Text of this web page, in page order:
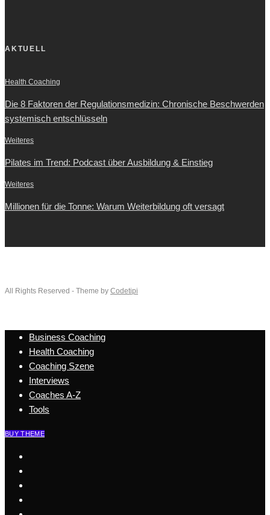
AKTUELL
Health Coaching
Die 8 Faktoren der Regulationsmedizin: Chronische Beschwerden
systemisch entschlüsseln
Weiteres
Pilates im Trend: Podcast über Ausbildung & Einstieg
Weiteres
Millionen für die Tonne: Warum Weiterbildung oft versagt
All Rights Reserved - Theme by Codetipi
Business Coaching
Health Coaching
Coaching Szene
Interviews
Coaches A-Z
Tools
BUY THEME